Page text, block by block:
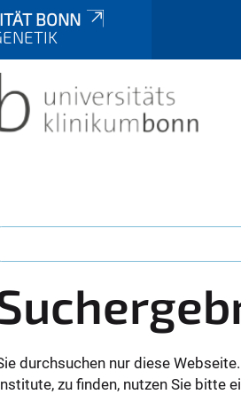
BONN
durchsuchen nur diese
zu finden, nutzen Sie bitte